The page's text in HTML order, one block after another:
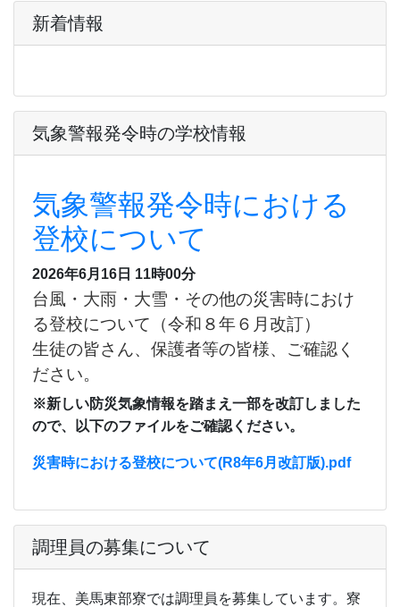
新着情報
気象警報発令時の学校情報
気象警報発令時における
登校について
2026年6月16日 11時00分
台風・大雨・大雪・その他の災害時におけ
る登校について（令和８年６月改訂）
生徒の皆さん、保護者等の皆様、ご確認く
ださい。
※新しい防災気象情報を踏まえ一部を改訂しました
ので、以下のファイルをご確認ください。
災害時における登校について(R8年6月改訂版).pdf
調理員の募集について
現在、美馬東部寮では調理員を募集しています。寮